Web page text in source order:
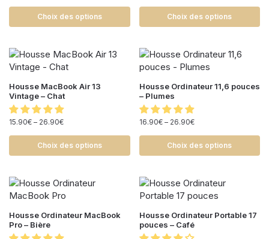
Choix des options Choix des options
Housse MacBook Air 13
Vintage – Chat
15.90€ – 26.90€
Choix des options
Housse Ordinateur 11,6 pouces
– Plumes
16.90€– 26.90€
Choix des options
Housse Ordinateur MacBook
Pro – Bière
Housse Ordinateur Portable 17
pouces – Café